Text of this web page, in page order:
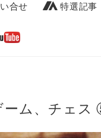
合せ 特選記事
ーム、チェ